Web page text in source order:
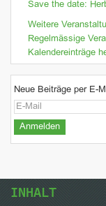
Save the date:
Weitere
Regelmässige
Kalendereinträge
Neue Beiträge per E-
INHALT